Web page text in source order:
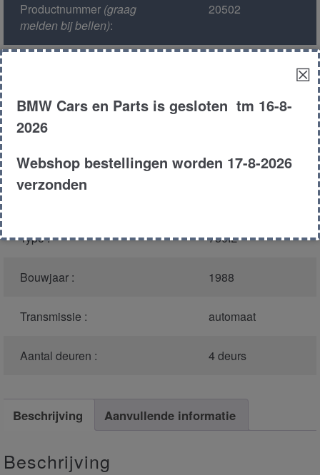
Productnummer(graag
melden bij bellen):
20502
Kleur :
219 - Luxorbeige
Carroserie : Sedan
Type : 750IL
Bouwjaar : 1988
Transmissie : automaat
Aantal deuren : 4 deurs
Beschrijving Aanvullende informatie
Beschrijving
☒
BMW Cars en Parts is gesloten tm 16-8-
2026
Webshop bestellingen worden 17-8-2026
verzonden